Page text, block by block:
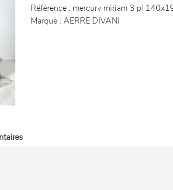
Référence : mercury miriam 3 pl
Marque : AERRE DIVANI